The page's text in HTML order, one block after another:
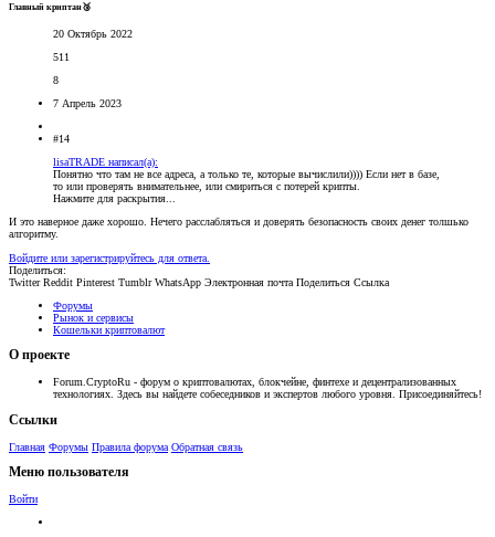
Главный криптан🥉
20 Октябрь 2022
511
8
7 Апрель 2023
#14
lisaTRADE написал(а):
Понятно что там не все адреса, а только те, которые вычислили)))) Если нет в базе,
то или проверять внимательнее, или смириться с потерей крипты.
Нажмите для раскрытия...
И это наверное даже хорошо. Нечего расслабляться и доверять безопасность своих денег толшько
алгоритму.
Войдите или зарегистрируйтесь для ответа.
Поделиться:
Twitter Reddit Pinterest Tumblr WhatsApp Электронная почта Поделиться Ссылка
Форумы
Рынок и сервисы
Кошельки криптовалют
О проекте
Forum.CryptoRu - форум о криптовалютах, блокчейне, финтехе и децентрализованных
технологиях. Здесь вы найдете собеседников и экспертов любого уровня. Присоединяйтесь!
Ссылки
Главная Форумы Правила форума Обратная связь
Меню пользователя
Войти